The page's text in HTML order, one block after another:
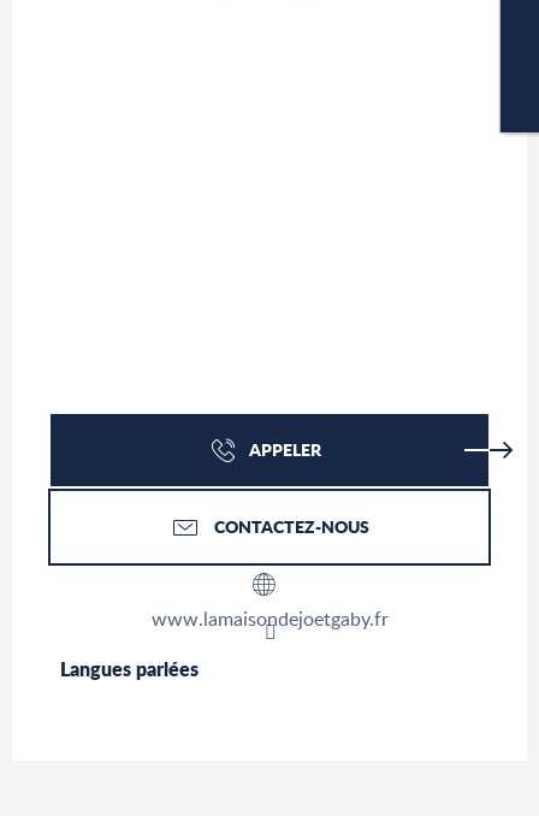
APPELER
CONTACTEZ-NOUS
www.lamaisondejoetgaby.fr
Langues parlées
Langues parlées